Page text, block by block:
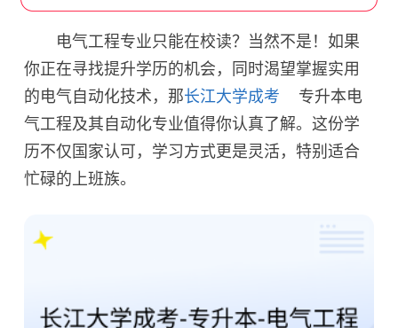
电气工程专业只能在校读？当然不是！如果
你正在寻找提升学历的机会，同时渴望掌握实用
的电气自动化技术，那长江大学成考
专升本电
气工程及其自动化专业值得你认真了解。这份学
历不仅国家认可，学习方式更是灵活，特别适合
忙碌的上班族。